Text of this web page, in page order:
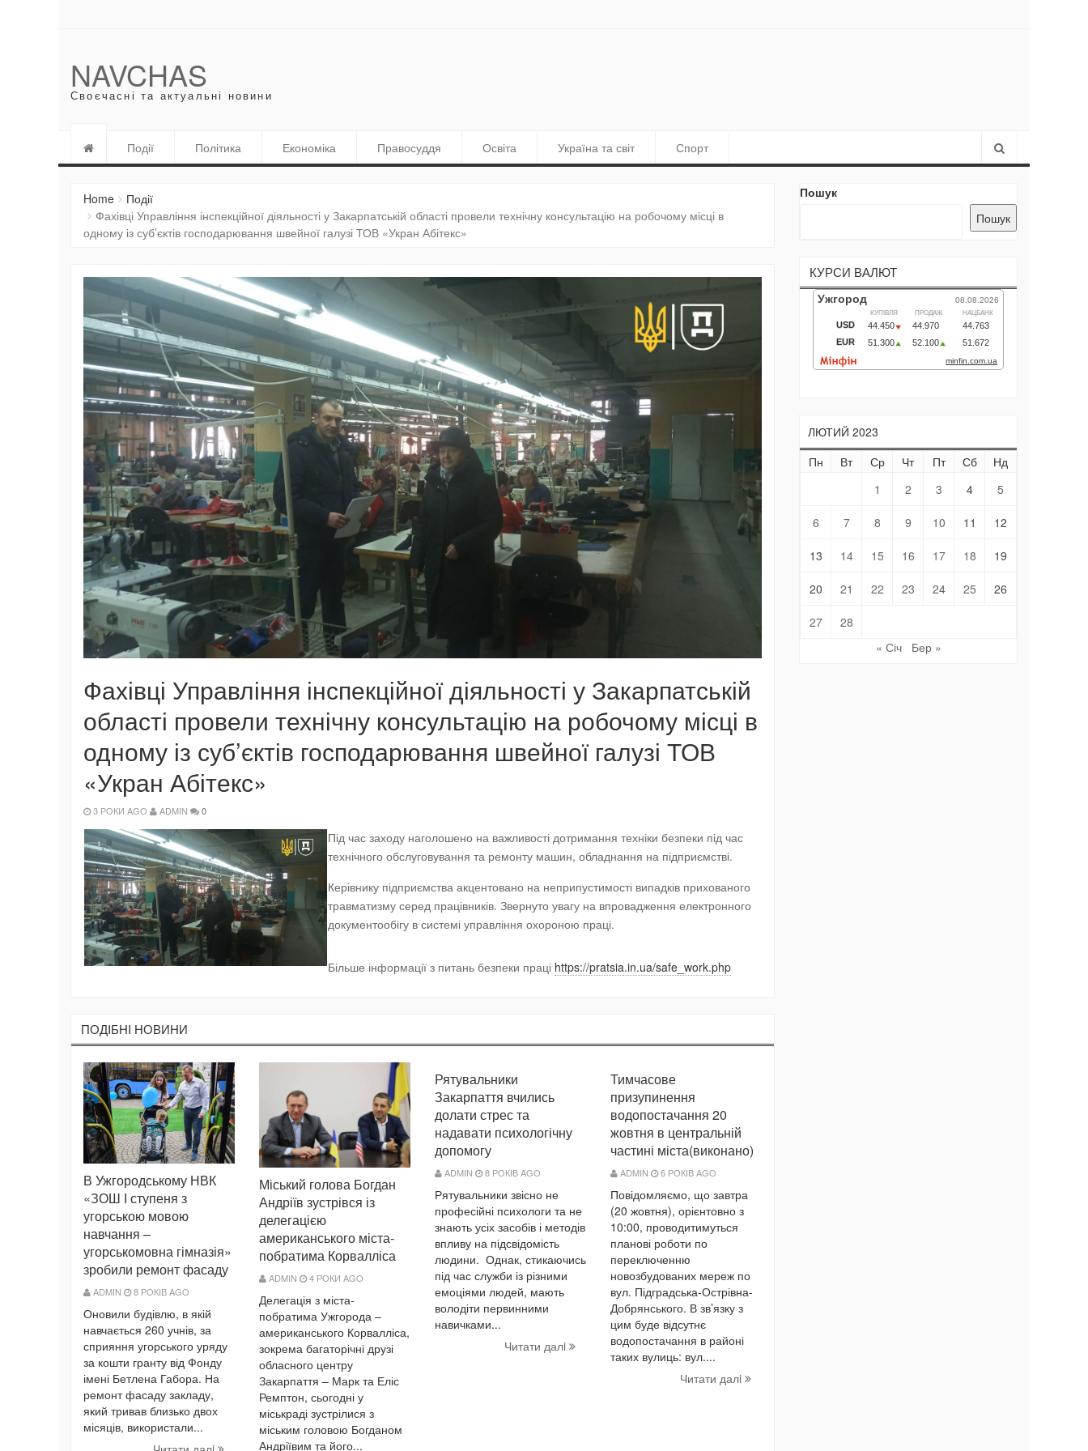
NAVCHAS
Своєчасні та актуальні новини
Події Політика Економіка Правосуддя Освіта Україна та світ Спорт
Home
Події
Фахівці Управління інспекційної діяльності у Закарпатській області провели технічну консультацію на робочому місці в
одному із суб’єктів господарювання швейної галузі ТОВ «Укран Абітекс»
Фахівці Управління інспекційної діяльності у Закарпатській
області провели технічну консультацію на робочому місці в
одному із суб’єктів господарювання швейної галузі ТОВ
«Укран Абітекс»
3 РОКИ AGO ADMIN 0
Під час заходу наголошено на важливості дотримання техніки безпеки під час
технічного обслуговування та ремонту машин, обладнання на підприємстві.
Керівнику підприємства акцентовано на неприпустимості випадків прихованого
травматизму серед працівників. Звернуто увагу на впровадження електронного
документообігу в системі управління охороною праці.
Більше інформації з питань безпеки праці https://pratsia.in.ua/safe_work.php
ПОДIБНI НОВИНИ
В Ужгородському НВК
«ЗОШ І ступеня з
угорською мовою
навчання –
угорськомовна гімназія»
зробили ремонт фасаду
ADMIN 8 РОКІВ AGO
Оновили будівлю, в якій
навчається 260 учнів, за
сприяння угорського уряду
за кошти гранту від Фонду
імені Бетлена Габора. На
ремонт фасаду закладу,
який тривав близько двох
місяців, використали...
Міський голова Богдан
Андріїв зустрівся із
делегацією
американського міста-
побратима Корвалліса
ADMIN 4 РОКИ AGO
Делегація з міста-
побратима Ужгорода –
американського Корвалліса,
зокрема багаторічні друзі
обласного центру
Закарпаття – Марк та Еліс
Ремптон, сьогодні у
міськраді зустрілися з
міським головою Богданом
Андріївим та його...
Рятувальники
Закарпаття вчились
долати стрес та
надавати психологічну
допомогу
ADMIN 8 РОКІВ AGO
Рятувальники звісно не
професійні психологи та не
знають усіх засобів і методів
впливу на підсвідомість
людини. Однак, стикаючись
під час служби із різними
емоціями людей, мають
володіти первинними
навичками...
Читати далi
Тимчасове
призупинення
водопостачання 20
жовтня в центральній
частині міста(виконано)
ADMIN 6 РОКІВ AGO
Повідомляємо, що завтра
(20 жовтня), орієнтовно з
10:00, проводитимуться
планові роботи по
переключенню
новозбудованих мереж по
вул. Підградська-Острівна-
Добрянського. В зв’язку з
цим буде відсутнє
водопостачання в районі
таких вулиць: вул....
Читати далi
Пошук
Пошук
КУРСИ ВАЛЮТ
ЛЮТИЙ 2023
Пн
Вт Ср Чт Пт Сб
Нд
1
2 3 4 5
6 7 8 9 10 11 12
13 14 15 16 17 18 19
20 21 22 23 24 25 26
27
28
« Січ
Бер »